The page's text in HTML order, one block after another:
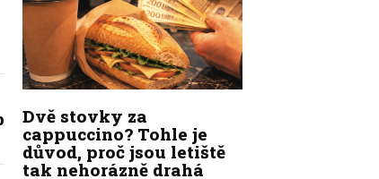
Dvě stovky za
cappuccino? Tohle je
důvod, proč jsou letiště
tak nehorázně drahá